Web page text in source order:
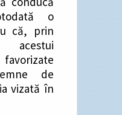
o
că, prin
acestui
de
vizată în